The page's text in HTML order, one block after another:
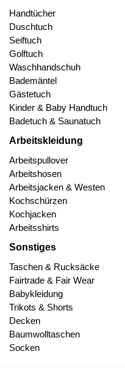
Handtücher
Duschtuch
Seiftuch
Golftuch
Waschhandschuh
Bademäntel
Gästetuch
Kinder & Baby Handtuch
Badetuch & Saunatuch
Arbeitskleidung
Arbeitspullover
Arbeitshosen
Arbeitsjacken & Westen
Kochschürzen
Kochjacken
Arbeitsshirts
Sonstiges
Taschen & Rucksäcke
Fairtrade & Fair Wear
Babykleidung
Trikots & Shorts
Decken
Baumwolltaschen
Socken